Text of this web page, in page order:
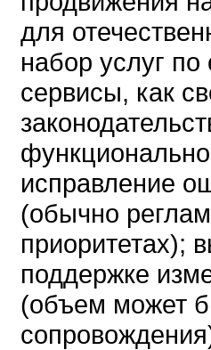
для
набор услуг
сервисы, как
исправление
(обычно
приоритетах);
поддержке
(объем может